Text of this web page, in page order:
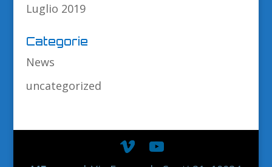
Luglio 2019
Categorie
News
uncategorized